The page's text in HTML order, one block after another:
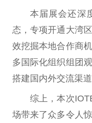
本届展会还深
态，专项开通大湾
效挖掘本地合作商
多国际化组织组团
搭建国内外交流渠道
综上，本次
场带来了众多令人